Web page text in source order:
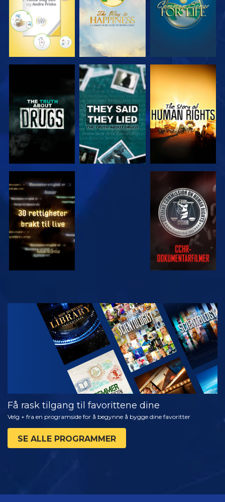
SE SE
SE SE
SE
UTFORSK
SERIEN
Få rask tilgang til favorittene dine
Velg + fra en programside for å begynne å bygge dine favoritter
SE ALLE PROGRAMMER